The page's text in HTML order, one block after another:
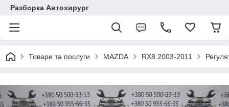
Разборка Автохирург
Товари та послуги MAZDA RX8 2003-2011